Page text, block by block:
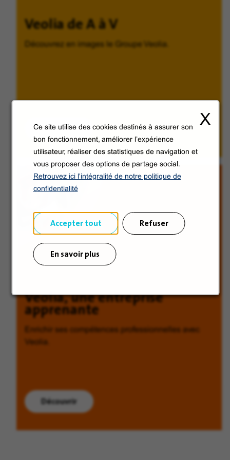
X
Ce site utilise des cookies destinés à assurer son
bon fonctionnement, améliorer l’expérience
utilisateur, réaliser des statistiques de navigation et
vous proposer des options de partage social.
Retrouvez ici l'intégralité de notre politique de
confidentialité
Accepter tout Refuser
En savoir plus
Veolia de A à V
Découvrez en images le Groupe Veolia.
Découvrir
Veolia, une entreprise
apprenante
Enrichir ses compétences professionnelles avec
Veolia.
Découvrir